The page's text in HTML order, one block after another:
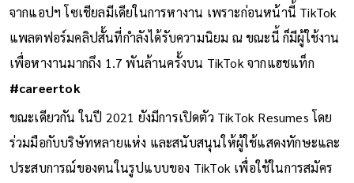
จากแอปฯ โซเชียลมีเดียในการหางาน เพราะก่อนหน้านี้ TikTok
แพลตฟอร์มคลิปสั้นที่กำลังได้รับความนิยม ณ ขณะนี้ ก็มีผู้ใช้งาน
เพื่อหางานมากถึง 1.7 พันล้านครั้งบน TikTok จากแฮชแท็ก
#careertok
ขณะเดียวกัน ในปี 2021 ยังมีการเปิดตัว TikTok Resumes โดย
ร่วมมือกับบริษัทหลายแห่ง และสนับสนุนให้ผู้ใช้แสดงทักษะและ
ประสบการณ์ของตนในรูปแบบของ TikTok เพื่อใช้ในการสมัคร